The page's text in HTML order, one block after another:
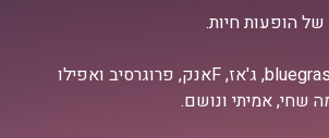
הופעות חיות.
ג'אם, רוק, בלוז, bluegrass, ג'אז, Fאנק, פרוגרסיב ואפילו
שחי, אמיתי ונושם.